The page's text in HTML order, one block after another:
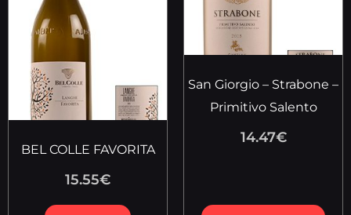
BEL COLLE FAVORITA
15.55€
San Giorgio – Strabone –
Primitivo Salento
14.47€